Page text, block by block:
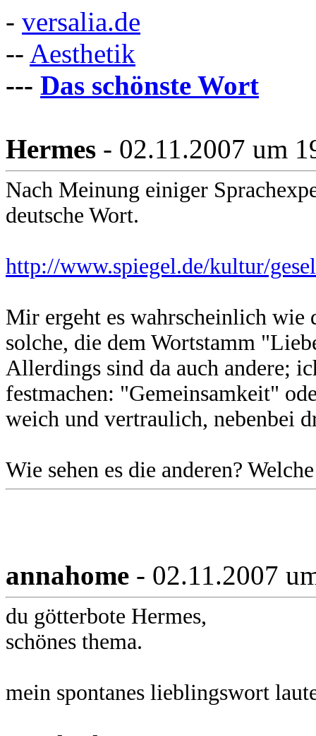
- versalia.de
-- Aesthetik
--- Das schönste Wort
Hermes - 02.11.2007 um
Nach Meinung einiger
deutsche Wort.
http://www.spiegel.de/kultur/
Mir ergeht es wahrscheinlich
solche, die dem Wortstamm
Allerdings sind da auch andere;
festmachen: "Gemeinsamkeit"
weich und vertraulich, nebenbei
Wie sehen es die anderen?
annahome - 02.11.2007
du götterbote Hermes,
schönes thema.
mein spontanes lieblingswort